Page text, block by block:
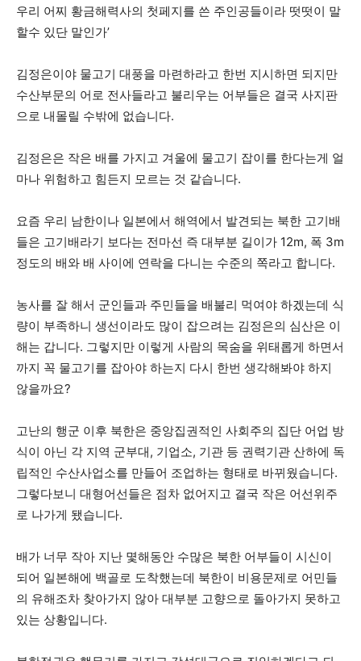
우리 어찌 황금해력사의 첫페지를 쓴 주인공들이라 떳떳이 말
할수 있단 말인가’
김정은이야 물고기 대풍을 마련하라고 한번 지시하면 되지만
수산부문의 어로 전사들라고 불리우는 어부들은 결국 사지판
으로 내몰릴 수밖에 없습니다.
김정은은 작은 배를 가지고 겨울에 물고기 잡이를 한다는게 얼
마나 위험하고 힘든지 모르는 것 같습니다.
요즘 우리 남한이나 일본에서 해역에서 발견되는 북한 고기배
들은 고기배라기 보다는 전마선 즉 대부분 길이가 12m, 폭 3m
정도의 배와 배 사이에 연락을 다니는 수준의 쪽라고 합니다.
농사를 잘 해서 군인들과 주민들을 배불리 먹여야 하겠는데 식
량이 부족하니 생선이라도 많이 잡으려는 김정은의 심산은 이
해는 갑니다. 그렇지만 이렇게 사람의 목숨을 위태롭게 하면서
까지 꼭 물고기를 잡아야 하는지 다시 한번 생각해봐야 하지
않을까요?
고난의 행군 이후 북한은 중앙집권적인 사회주의 집단 어업 방
식이 아닌 각 지역 군부대, 기업소, 기관 등 권력기관 산하에 독
립적인 수산사업소를 만들어 조업하는 형태로 바뀌웠습니다.
그렇다보니 대형어선들은 점차 없어지고 결국 작은 어선위주
로 나가게 됐습니다.
배가 너무 작아 지난 몇해동안 수많은 북한 어부들이 시신이
되어 일본해에 백골로 도착했는데 북한이 비용문제로 어민들
의 유해조차 찾아가지 않아 대부분 고향으로 돌아가지 못하고
있는 상황입니다.